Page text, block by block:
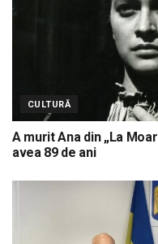
CULTURĂ
A murit Ana din „La Moara cu noroc”! Actriţa Ioana Bulcă
avea 89 de ani